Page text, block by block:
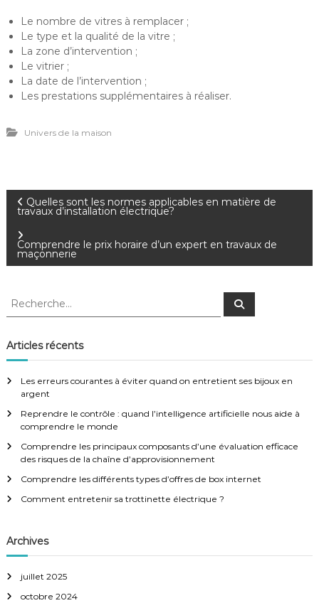
Le nombre de vitres à remplacer ;
Le type et la qualité de la vitre ;
La zone d’intervention ;
Le vitrier ;
La date de l’intervention ;
Les prestations supplémentaires à réaliser.
Univers de la maison
N
a
v
a
n
e
l
Quelles sont les normes applicables en matière de
travaux d’installation électrique?
Comprendre le prix horaire d’un expert en travaux de
maçonnerie
R
h
e
c
e
:
R
c
e
r
Articles récents
Les erreurs courantes à éviter quand on entretient ses bijoux en
argent
Reprendre le contrôle : quand l’intelligence artificielle nous aide à
comprendre le monde
Comprendre les principaux composants d’une évaluation efficace
des risques de la chaîne d’approvisionnement
Comprendre les différents types d’offres de box internet
Comment entretenir sa trottinette électrique ?
Archives
juillet 2025
octobre 2024